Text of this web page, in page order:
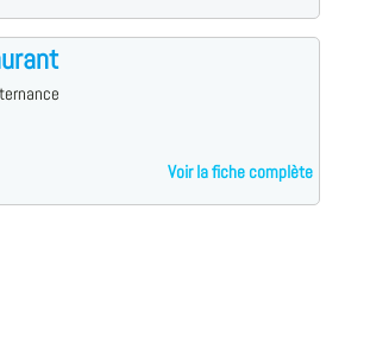
Voir la fiche complète